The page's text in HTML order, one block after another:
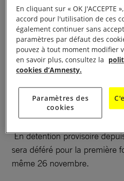
café Zimmer(1 place du
En présence de :
•Katia Roux, chargée de
Amnesty International France
Céline Lebrun, épouse de
défenseur des droits
En détention provisoire
sera déféré pour la première
même 26 novembre.
En cliquant sur « OK J'ACCEPTE
accord pour l'utilisation de ces
également continuer sans
paramètres par défaut des
pouvez à tout moment modifier
en savoir plus, consultez la
cookies d’Amnesty.
Paramètres des
cookies